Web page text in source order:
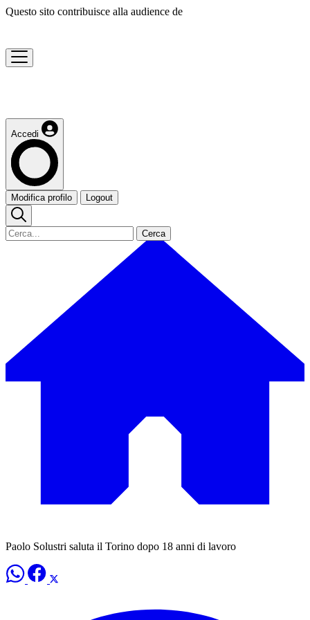
Questo sito contribuisce alla audience de
Accedi
Modifica profilo Logout
Cerca
Paolo Solustri saluta il Torino dopo 18 anni di lavoro